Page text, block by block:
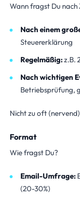
Wann fragst Du
Nach einem
Steuererklärung
Regelmäßig:z.B.
Nach wichtigen
Betriebsprüfung,
Nicht zu oft
Format
Wie fragst Du?
Email-Umfrage:
(20-30%)